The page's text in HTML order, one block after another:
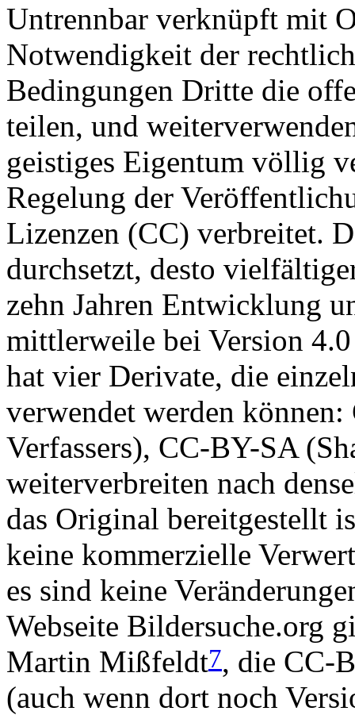
Untrennbar verknüpft mit
Notwendigkeit der
Bedingungen Dritte die
teilen, und
geistiges Eigentum völlig
Regelung der
Lizenzen (CC) verbreitet.
durchsetzt, desto
zehn Jahren Entwicklung
mittlerweile bei Version
hat vier Derivate, die
verwendet werden
Verfassers), CC-BY-SA
weiterverbreiten nach
das Original bereitgestellt
keine kommerzielle
es sind keine
Webseite Bildersuche.org
Martin Mißfeldt7, die CC-
(auch wenn dort noch